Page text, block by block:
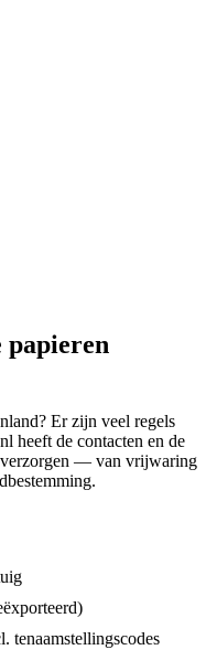
papieren
Er zijn veel regels
heeft de contacten en de
verzorgen — van vrijwaring
tenaamstellingscodes